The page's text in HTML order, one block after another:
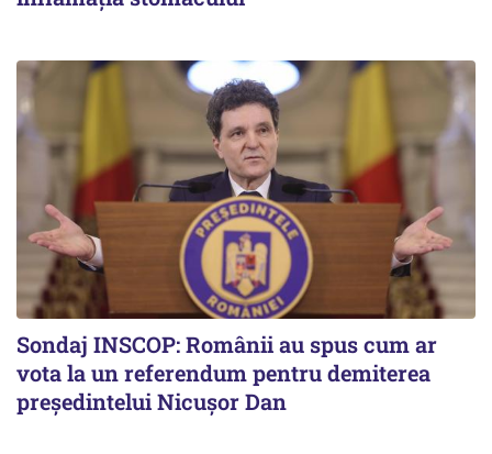
Sondaj INSCOP: Românii au spus cum ar
vota la un referendum pentru demiterea
președintelui Nicușor Dan